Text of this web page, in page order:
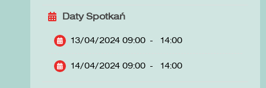
Daty Spotkań
13/04/2024 09:00 - 14:00
14/04/2024 09:00 - 14:00